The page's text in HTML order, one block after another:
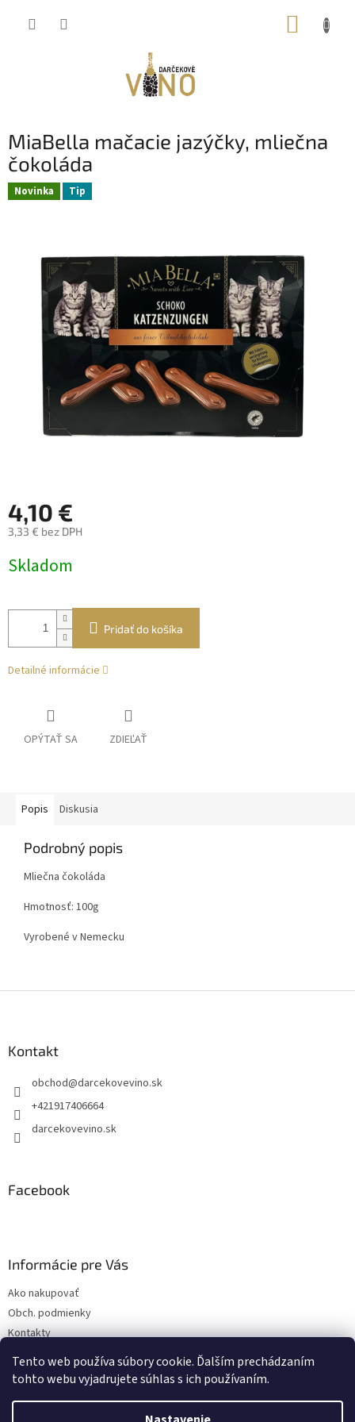
Tento web používa súbory cookie. Ďalším prechádzaním
tohto webu vyjadrujete súhlas s ich používaním.
MiaBella mačacie jazýčky, mliečna
čokoláda
Novinka Tip
4,10 €
3,33 € bez DPH
cena:
Skladom
Pridať do košíka
Detailné informácie
OPÝTAŤ SA ZDIEĽAŤ
Popis Diskusia
Podrobný popis
Mliečna čokoláda
Hmotnosť: 100g
Vyrobené v Nemecku
Kontakt
obchod@darcekovevino.sk
+421917406664
darcekovevino.sk
Facebook
Informácie pre Vás
Ako nakupovať
Obch. podmienky
Kontakty
Poslať ako darček